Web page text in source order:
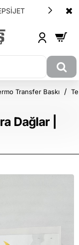
Dağlar |
Transfer Baskı